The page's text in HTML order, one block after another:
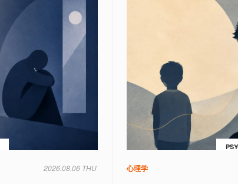
2026.08.06 THU 心理学